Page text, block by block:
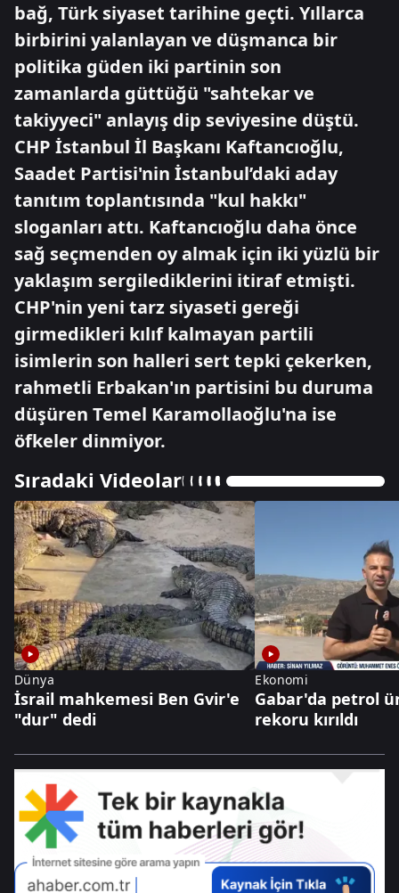
bağ, Türk siyaset tarihine geçti. Yıllarca
birbirini yalanlayan ve düşmanca bir
politika güden iki partinin son
zamanlarda güttüğü "sahtekar ve
takiyyeci" anlayış dip seviyesine düştü.
CHP İstanbul İl Başkanı Kaftancıoğlu,
Saadet Partisi'nin İstanbul’daki aday
tanıtım toplantısında "kul hakkı"
sloganları attı. Kaftancıoğlu daha önce
sağ seçmenden oy almak için iki yüzlü bir
yaklaşım sergilediklerini itiraf etmişti.
CHP'nin yeni tarz siyaseti gereği
girmedikleri kılıf kalmayan partili
isimlerin son halleri sert tepki çekerken,
rahmetli Erbakan'ın partisini bu duruma
düşüren Temel Karamollaoğlu'na ise
öfkeler dinmiyor.
Sıradaki Videolar
Dünya
İsrail mahkemesi Ben Gvir'e
"dur" dedi
Ekonomi
Gabar'da petrol
rekoru kırıldı